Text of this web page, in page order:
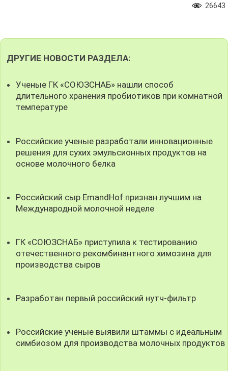
26643
ДРУГИЕ НОВОСТИ РАЗДЕЛА:
Ученые ГК «СОЮЗСНАБ» нашли способ
длительного хранения пробиотиков при комнатной
температуре
Российские ученые разработали инновационные
решения для сухих эмульсионных продуктов на
основе молочного белка
Российский сыр EmandHof признан лучшим на
Международной молочной неделе
ГК «СОЮЗСНАБ» приступила к тестированию
отечественного рекомбинантного химозина для
производства сыров
Разработан первый российский нутч-фильтр
Российские ученые выявили штаммы с идеальным
симбиозом для производства молочных продуктов